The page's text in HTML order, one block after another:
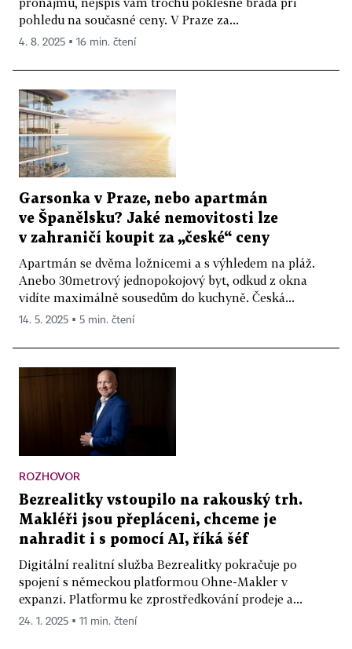
pohledu na současné ceny. V Praze za...
4. 8. 2025 ▪ 16 min. čtení
Garsonka v Praze, nebo apartmán
ve Španělsku? Jaké nemovitosti lze
v zahraničí koupit za „české“ ceny
Apartmán se dvěma ložnicemi a s výhledem na pláž.
Anebo 30metrový jednopokojový byt, odkud z okna
vidíte maximálně sousedům do kuchyně. Česká...
14. 5. 2025 ▪ 5 min. čtení
ROZHOVOR
Bezrealitky vstoupilo na rakouský trh.
Makléři jsou přepláceni, chceme je
nahradit i s pomocí AI, říká šéf
Digitální realitní služba Bezrealitky pokračuje po
spojení s německou platformou Ohne-Makler v
expanzi. Platformu ke zprostředkování prodeje a...
24. 1. 2025 ▪ 11 min. čtení